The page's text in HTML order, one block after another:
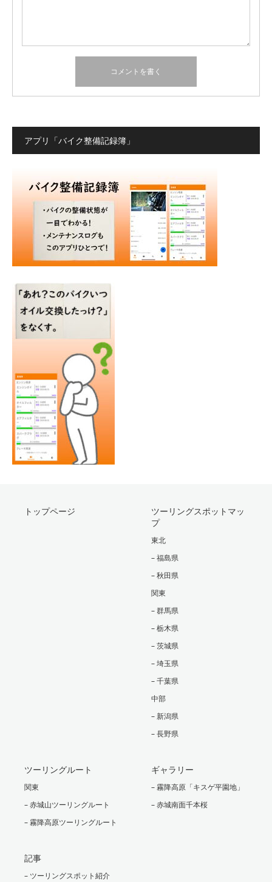
アプリ「バイク整備記録簿」
トップページ
ツーリングスポットマッ
プ
東北
– 福島県
– 秋田県
関東
– 群馬県
– 栃木県
– 茨城県
– 埼玉県
– 千葉県
中部
– 新潟県
– 長野県
ツーリングルート
関東
– 赤城山ツーリングルート
– 霧降高原ツーリングルート
ギャラリー
– 霧降高原「キスゲ平園地」
– 赤城南面千本桜
記事
– ツーリングスポット紹介